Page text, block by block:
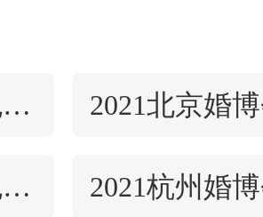
2021全国婚博会免费门票
2021上海婚博会免费门票